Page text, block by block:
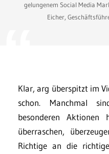
gelungenem Social Media
Eicher,
Klar, arg überspitzt im
schon. Manchmal
besonderen
überraschen,
Richtige an die